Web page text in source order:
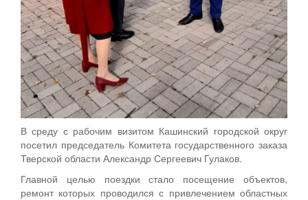
В среду с рабочим визитом Кашинский городской округ
посетил председатель Комитета государственного заказа
Тверской области Александр Сергеевич Гулаков.
Главной целью поездки стало посещение объектов,
ремонт которых проводился с привлечением областных